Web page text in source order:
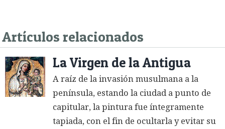
Artículos relacionados
La Virgen de la Antigua
A raíz de la invasión musulmana a la
península, estando la ciudad a punto de
capitular, la pintura fue íntegramente
tapiada, con el fin de ocultarla y evitar su